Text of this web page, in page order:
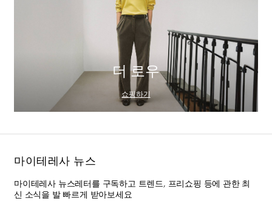
더 로우
쇼핑하기
마이테레사 뉴스
마이테레사 뉴스레터를 구독하고 트렌드, 프리쇼핑 등에 관한 최
신 소식을 발 빠르게 받아보세요